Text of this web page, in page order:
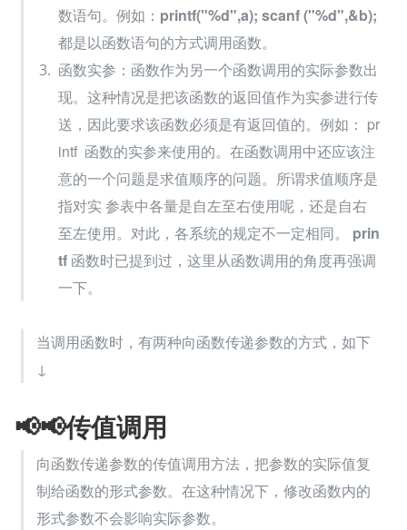
数语句。例如： printf("%d",a); scanf ("%d",&b);
都是以函数语句的方式调用函数。
函数实参：函数作为另一个函数调用的实际参数出
现。这种情况是把该函数的返回值作为实参进行传
送，因此要求该函数必须是有返回值的。例如： pr
intf  函数的实参来使用的。在函数调用中还应该注
意的一个问题是求值顺序的问题。所谓求值顺序是
指对实 参表中各量是自左至右使用呢，还是自右
至左使用。对此，各系统的规定不一定相同。 prin
tf 函数时已提到过，这里从函数调用的角度再强调
一下。
当调用函数时，有两种向函数传递参数的方式，如下
↓
📢📢传值调用
向函数传递参数的传值调用方法，把参数的实际值复
制给函数的形式参数。在这种情况下，修改函数内的
形式参数不会影响实际参数。